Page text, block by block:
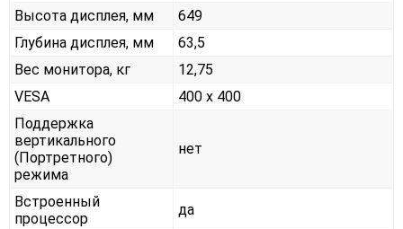
Высота дисплея, мм
649
Глубина дисплея, мм
63,5
Вес монитора, кг
12,75
VESA
400 x 400
Поддержка
вертикального
(Портретного)
режима
нет
Встроенный
процессор
да